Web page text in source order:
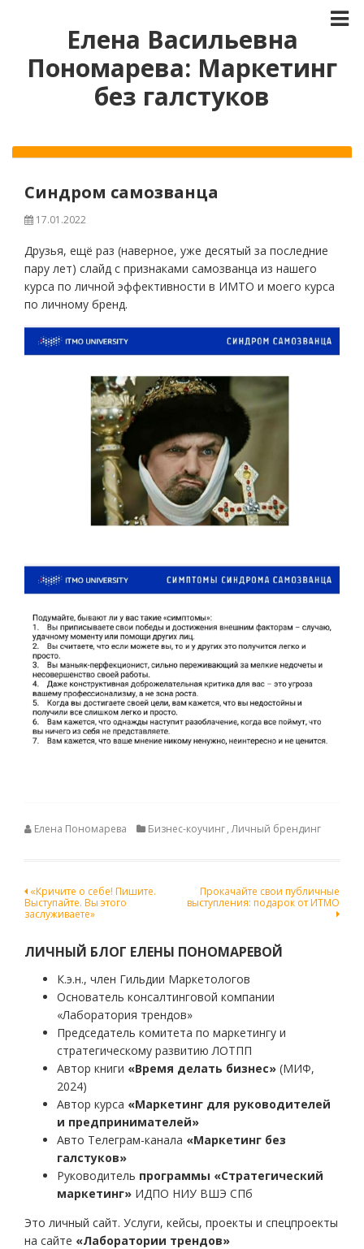
Елена Васильевна
Пономарева: Маркетинг
без галстуков
Синдром самозванца
17.01.2022
Друзья, ещё раз (наверное, уже десятый за последние
пару лет) слайд с признаками самозванца из нашего
курса по личной эффективности в ИМТО и моего курса
по личному бренд.
Елена Пономарева Бизнес-коучинг,Личный брендинг
Навигация
по
записям
«Кричите о себе! Пишите.
Выступайте. Вы этого
заслуживаете»
Прокачайте свои публичные
выступления: подарок от ИТМО
ЛИЧНЫЙ БЛОГ ЕЛЕНЫ ПОНОМАРЕВОЙ
К.э.н., член Гильдии Маркетологов
Основатель консалтинговой компании
«Лаборатория трендов»
Председатель комитета по маркетингу и
стратегическому развитию ЛОТПП
Автор книги «Время делать бизнес» (МИФ,
2024)
Автор курса «Маркетинг для руководителей
и предпринимателей»
Авто Телеграм-канала «Маркетинг без
галстуков»
Руководитель программы «Стратегический
маркетинг» ИДПО НИУ ВШЭ СПб
Это личный сайт. Услуги, кейсы, проекты и спецпроекты
на сайте «Лаборатории трендов»